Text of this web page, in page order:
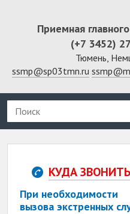
Приемная
(+7 3452)
Тюмень,
ssmp@sp03tmn.ru
КУДА
При необходимости
вызова экстренных